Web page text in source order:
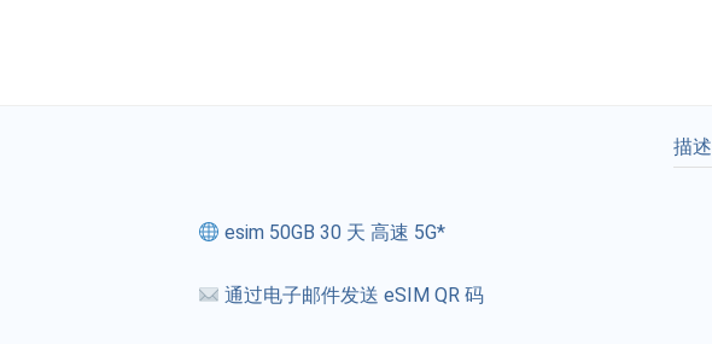
描述
esim 50GB 30 天 高速 5G*
通过电子邮件发送 eSIM QR 码